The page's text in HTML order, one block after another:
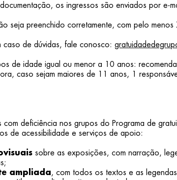
os ingressos são enviados por e-
seja preenchido corretamente, com pelo menos
caso de dúvidas, fale conosco:
de idade igual ou menor a 10 anos:
caso sejam maiores de 11 anos, 1
com deficiência nos grupos do Programa de
de acessibilidade e serviços de apoio:
sobre as exposições, com narração,
ampliada, com todos os textos e as